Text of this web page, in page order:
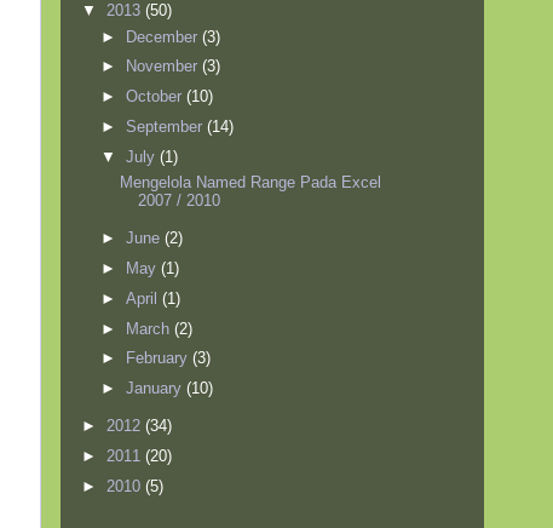
▼ 2013 (50)
► December (3)
►
November (3)
► October (10)
► September (14)
▼ July (1)
Mengelola Named Range Pada Excel
2007 / 2010
► June (2)
►
May (1)
► April (1)
► March (2)
►
February (3)
► January (10)
► 2012 (34)
► 2011 (20)
► 2010 (5)